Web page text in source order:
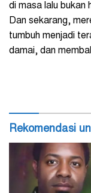
di masa lalu bukan
Dan sekarang,
tumbuh menjadi
damai, dan
Rekomendasi